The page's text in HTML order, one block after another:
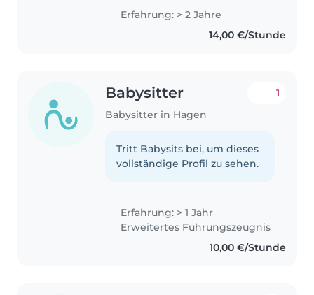
Erfahrung: > 2 Jahre
14,00 €/Stunde
Babysitter
Babysitter in Hagen
1
Tritt Babysits bei, um dieses
vollständige Profil zu sehen.
Erfahrung: > 1 Jahr
Erweitertes Führungszeugnis
10,00 €/Stunde